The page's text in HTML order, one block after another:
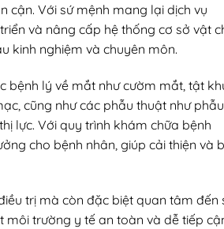
cận. Với sứ mệnh mang lại dịch vụ
và nâng cấp hệ thống cơ sở vật
kinh nghiệm và chuyên môn.
bệnh lý về mắt như cườm mắt, tật
cũng như các phẫu thuật như phẫu
lực. Với quy trình khám chữa bệnh
cho bệnh nhân, giúp cải thiện và
trị mà còn đặc biệt quan tâm đến
trường y tế an toàn và dễ tiếp